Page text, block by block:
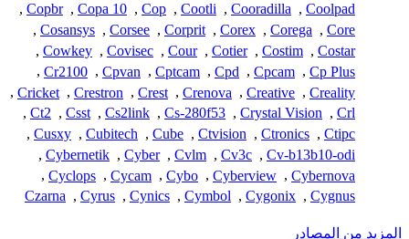
Coolpad
,
Cooradilla
,
Cootli
,
Cop
,
Copa 10
,
Copbr
,
Core
,
Corega
,
Corex
,
Corprit
,
Corsee
,
Cosansys
,
Costar
,
Costim
,
Cotier
,
Cour
,
Covisec
,
Cowkey
,
Cp Plus
,
Cpcam
,
Cpd
,
Cptcam
,
Cpvan
,
Cr2100
,
Creality
,
Creative
,
Crenova
,
Crest
,
Crestron
,
Cricket
,
Crl
,
Crystal Vision
,
Cs-280f53
,
Cs2link
,
Csst
,
Ct2
,
Ctipc
,
Ctronics
,
Ctvision
,
Cube
,
Cubitech
,
Cusxy
,
Cv-b13b10-odi
,
Cv3c
,
Cvlm
,
Cyber
,
Cybernetik
,
Cybernova
,
Cyberview
,
Cybo
,
Cycam
,
Cyclops
,
Cygnus
,
Cygonix
,
Cymbol
,
Cynics
,
Cyrus
,
Czarna
المزيد من المصادر